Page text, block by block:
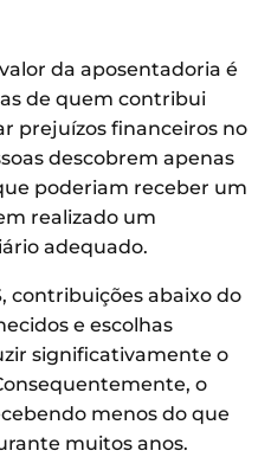
da aposentadoria é
de quem contribui
prejuízos financeiros no
descobrem apenas
poderiam receber um
realizado um
adequado.
contribuições abaixo do
e escolhas
significativamente o
o
menos do que
muitos anos.